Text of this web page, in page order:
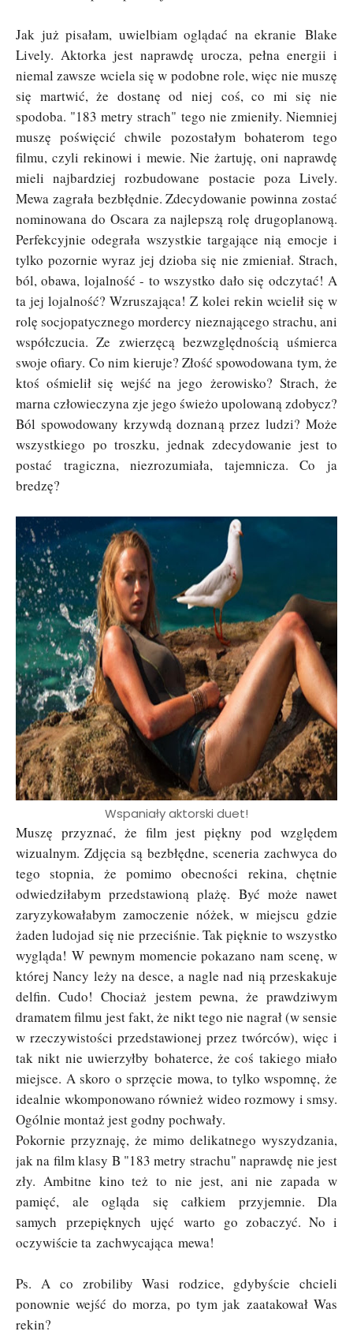
Jak już pisałam, uwielbiam oglądać na ekranie Blake
Lively. Aktorka jest naprawdę urocza, pełna energii i
niemal zawsze wciela się w podobne role, więc nie muszę
się martwić, że dostanę od niej coś, co mi się nie
spodoba. "183 metry strach" tego nie zmieniły. Niemniej
muszę poświęcić chwile pozostałym bohaterom tego
filmu, czyli rekinowi i mewie. Nie żartuję, oni naprawdę
mieli najbardziej rozbudowane postacie poza Lively.
Mewa zagrała bezbłędnie. Zdecydowanie powinna zostać
nominowana do Oscara za najlepszą rolę drugoplanową.
Perfekcyjnie odegrała wszystkie targające nią emocje i
tylko pozornie wyraz jej dzioba się nie zmieniał. Strach,
ból, obawa, lojalność - to wszystko dało się odczytać! A
ta jej lojalność? Wzruszająca! Z kolei rekin wcielił się w
rolę socjopatycznego mordercy nieznającego strachu, ani
współczucia. Ze zwierzęcą bezwzględnością uśmierca
swoje ofiary. Co nim kieruje? Złość spowodowana tym, że
ktoś ośmielił się wejść na jego żerowisko? Strach, że
marna człowieczyna zje jego świeżo upolowaną zdobycz?
Ból spowodowany krzywdą doznaną przez ludzi? Może
wszystkiego po troszku, jednak zdecydowanie jest to
postać tragiczna, niezrozumiała, tajemnicza. Co ja
bredzę?
Wspaniały aktorski duet!
Muszę przyznać, że film jest piękny pod względem
wizualnym. Zdjęcia są bezbłędne, sceneria zachwyca do
tego stopnia, że pomimo obecności rekina, chętnie
odwiedziłabym przedstawioną plażę. Być może nawet
zaryzykowałabym zamoczenie nóżek, w miejscu gdzie
żaden ludojad się nie przeciśnie. Tak pięknie to wszystko
wygląda! W pewnym momencie pokazano nam scenę, w
której Nancy leży na desce, a nagle nad nią przeskakuje
delfin. Cudo! Chociaż jestem pewna, że prawdziwym
dramatem filmu jest fakt, że nikt tego nie nagrał (w sensie
w rzeczywistości przedstawionej przez twórców), więc i
tak nikt nie uwierzyłby bohaterce, że coś takiego miało
miejsce. A skoro o sprzęcie mowa, to tylko wspomnę, że
idealnie wkomponowano również wideo rozmowy i smsy.
Ogólnie montaż jest godny pochwały.
Pokornie przyznaję, że mimo delikatnego wyszydzania,
jak na film klasy B "183 metry strachu" naprawdę nie jest
zły. Ambitne kino też to nie jest, ani nie zapada w
pamięć, ale ogląda się całkiem przyjemnie. Dla
samych przepięknych ujęć warto go zobaczyć. No i
oczywiście ta zachwycająca mewa!
Ps. A co zrobiliby Wasi rodzice, gdybyście chcieli
ponownie wejść do morza, po tym jak zaatakował Was
rekin?